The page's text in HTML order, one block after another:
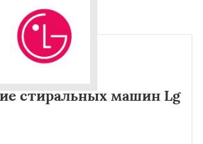
стиральных машин Lg